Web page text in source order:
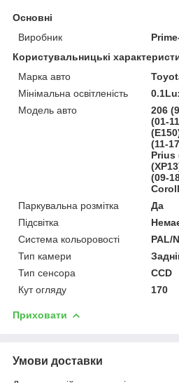
Основні
Виробник
Користувальницькі
Марка авто
Мінімальна освітленість
Модель авто
206
(01-
(11-
Prius
(09-
Паркувальна розмітка
Да
Підсвітка
Система кольоровості
PAL/
Тип камери
Тип сенсора
CCD
Кут огляду
170
Приховати
Умови доставки